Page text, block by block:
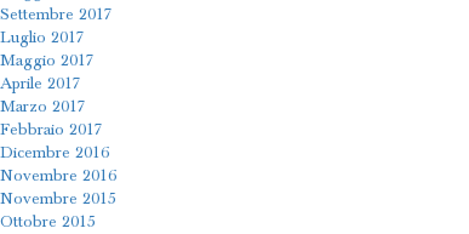
Settembre 2017
Luglio 2017
Maggio 2017
Aprile 2017
Marzo 2017
Febbraio 2017
Dicembre 2016
Novembre 2016
Novembre 2015
Ottobre 2015